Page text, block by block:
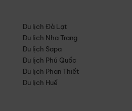
Du lịch Đà Lạt
Du lịch Nha Trang
Du lịch Sapa
Du lịch Phú Quốc
Du lịch Phan Thiết
Du lịch Huế